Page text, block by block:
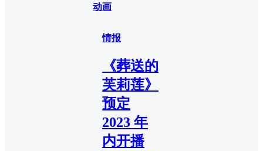
动画
情报
《葬送的
芙莉莲》
预定
2023 年
内开播